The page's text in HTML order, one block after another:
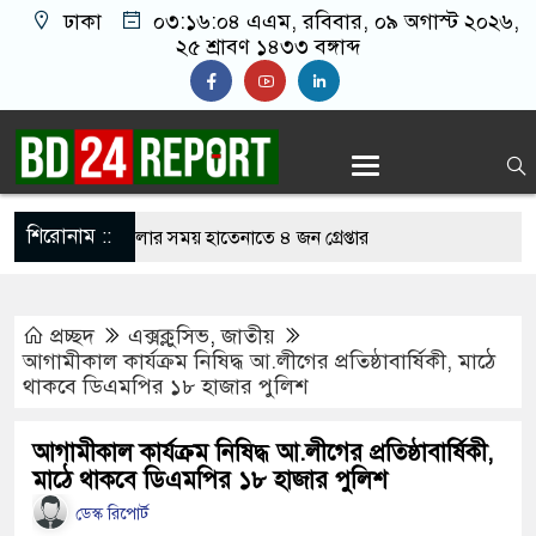
ঢাকা ০৩:১৬:০৫ এএম, রবিবার, ০৯ অগাস্ট ২০২৬,
২৫ শ্রাবণ ১৪৩৩ বঙ্গাব্দ
শিরোনাম ::
জুয়া খেলার সময় হাতেনাতে ৪ জন গ্রেপ্তার
অসহায় মায়ের মাথার চুল বিক্রি
অমায়িক ব্যবহার পান, জানালেন নারী
প্রচ্ছদ এক্সক্লুসিভ,জাতীয়
আগামীকাল কার্যক্রম নিষিদ্ধ আ.লীগের প্রতিষ্ঠাবার্ষিকী, মাঠে
থাকবে ডিএমপির ১৮ হাজার পুলিশ
আগামীকাল কার্যক্রম নিষিদ্ধ আ.লীগের প্রতিষ্ঠাবার্ষিকী,
মাঠে থাকবে ডিএমপির ১৮ হাজার পুলিশ
ডেস্ক রিপোর্ট